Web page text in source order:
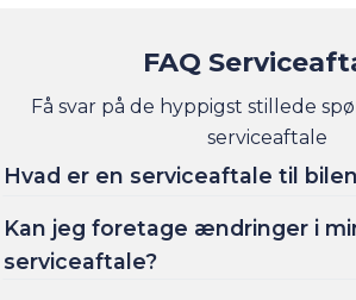
FAQ
Få svar på de hyppigst stillede
serviceaftale
Hvad er en serviceaftale til
Kan jeg foretage ændringer i
serviceaftale?